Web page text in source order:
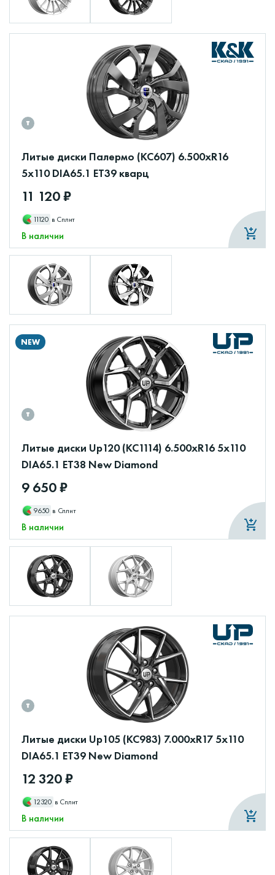
Литые диски Палермо (КС607) 6.500xR16
5x110 DIA65.1 ET39 кварц
11 120 ₽
11120 в Сплит
В наличии
NEW
Литые диски Up120 (КС1114) 6.500xR16 5x110
DIA65.1 ET38 New Diamond
9 650 ₽
9650 в Сплит
В наличии
Литые диски Up105 (КС983) 7.000xR17 5x110
DIA65.1 ET39 New Diamond
12 320 ₽
12320 в Сплит
В наличии